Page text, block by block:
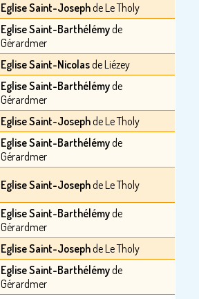
Eglise Saint-Josephde Le Tholy
Eglise Saint-Barthélémyde
Gérardmer
Eglise Saint-Nicolasde Liézey
Eglise Saint-Barthélémyde
Gérardmer
Eglise Saint-Josephde Le Tholy
Eglise Saint-Barthélémyde
Gérardmer
Eglise Saint-Josephde Le Tholy
Eglise Saint-Barthélémyde
Gérardmer
Eglise Saint-Josephde Le Tholy
Eglise Saint-Barthélémyde
Gérardmer